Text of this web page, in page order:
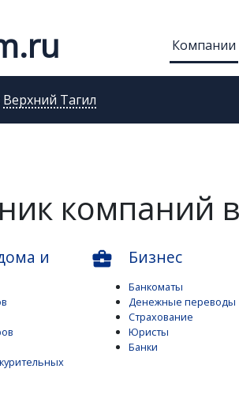
Компании
Верхний Тагил
компаний
и business_center Бизнес
Банкоматы
Денежные переводы
Страхование
Юристы
Банки